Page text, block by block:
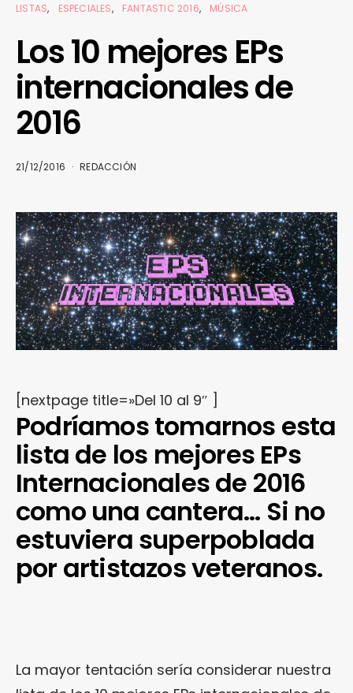
LISTAS ESPECIALES FANTASTIC 2016 MÚSICA
Los 10 mejores EPs
internacionales de
2016
21/12/2016 REDACCIÓN
[nextpage title=»Del 10 al 9″ ]
Podríamos tomarnos esta
lista de los mejores EPs
Internacionales de 2016
como una cantera… Si no
estuviera superpoblada
por artistazos veteranos.
La mayor tentación sería considerar nuestra